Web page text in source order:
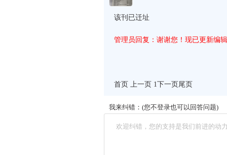
该刊已迁址
管理员回复：谢谢您！现已更新编
首页 上一页 1下一页尾页
我来纠错：(您不登录也可以回答问题)